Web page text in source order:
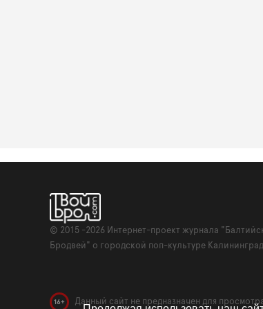
© 2015 -2026 Интернет-проект журнала
Бродвей" о городской поп-культуре
16+ Данный сайт не предназначен для